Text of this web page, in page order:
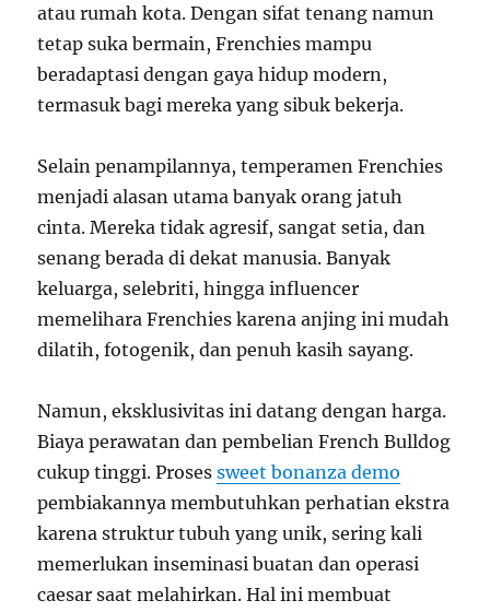
atau rumah kota. Dengan sifat tenang namun
tetap suka bermain, Frenchies mampu
beradaptasi dengan gaya hidup modern,
termasuk bagi mereka yang sibuk bekerja.
Selain penampilannya, temperamen Frenchies
menjadi alasan utama banyak orang jatuh
cinta. Mereka tidak agresif, sangat setia, dan
senang berada di dekat manusia. Banyak
keluarga, selebriti, hingga influencer
memelihara Frenchies karena anjing ini mudah
dilatih, fotogenik, dan penuh kasih sayang.
Namun, eksklusivitas ini datang dengan harga.
Biaya perawatan dan pembelian French Bulldog
cukup tinggi. Prosessweet bonanza demo
pembiakannya membutuhkan perhatian ekstra
karena struktur tubuh yang unik, sering kali
memerlukan inseminasi buatan dan operasi
caesar saat melahirkan. Hal ini membuat